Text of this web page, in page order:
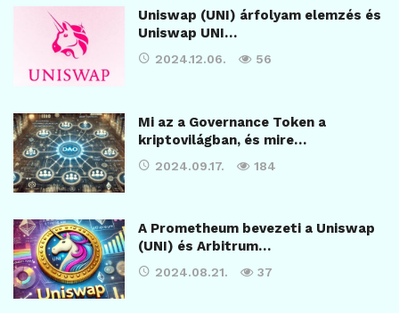
Uniswap (UNI) árfolyam elemzés és
Uniswap UNI…
2024.12.06. 56
Mi az a Governance Token a
kriptovilágban, és mire…
2024.09.17. 184
A Prometheum bevezeti a Uniswap
(UNI) és Arbitrum…
2024.08.21. 37